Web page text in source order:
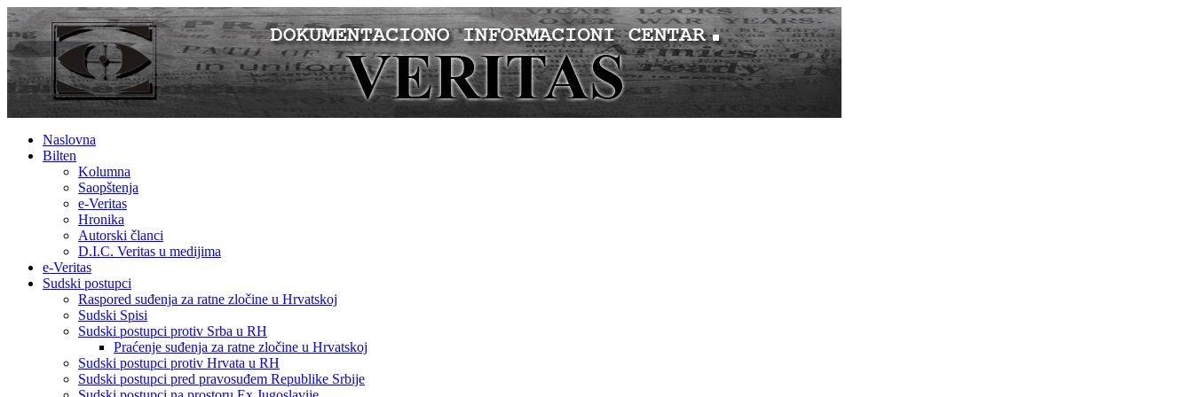
Naslovna
Bilten
Kolumna
Saopštenja
e-Veritas
Hronika
Autorski članci
D.I.C. Veritas u medijima
e-Veritas
Sudski postupci
Raspored suđenja za ratne zločine u Hrvatskoj
Sudski Spisi
Sudski postupci protiv Srba u RH
Praćenje suđenja za ratne zločine u Hrvatskoj
Sudski postupci protiv Hrvata u RH
Sudski postupci pred pravosuđem Republike Srbije